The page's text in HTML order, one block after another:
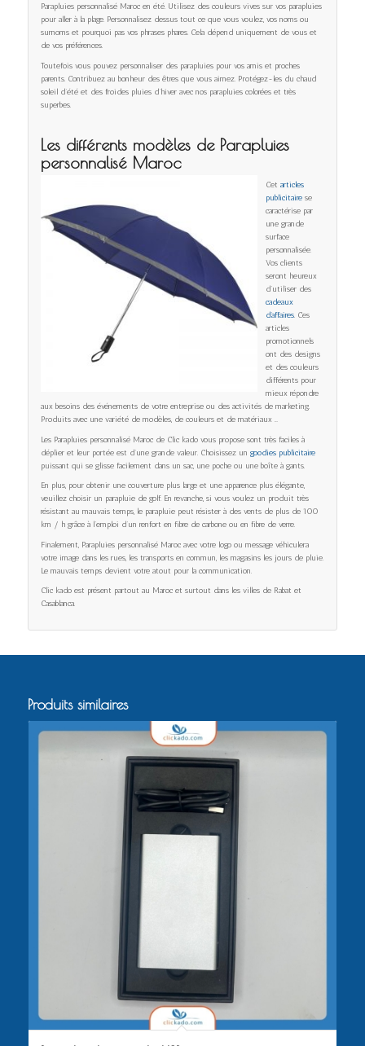
Parapluies personnalisé Maroc en été. Utilisez des couleurs vives sur vos parapluies
pour aller à la plage. Personnalisez dessus tout ce que vous voulez, vos noms ou
surnoms et pourquoi pas vos phrases phares. Cela dépend uniquement de vous et
de vos préférences.
Toutefois vous pouvez personnaliser des parapluies pour vos amis et proches
parents. Contribuez au bonheur des êtres que vous aimez. Protégez-les du chaud
soleil d’été et des froides pluies d’hiver avec nos parapluies colorées et très
superbes.
Les différents modèles de Parapluies
personnalisé Maroc
Cet articles
publicitairese
caractérise par
une grande
surface
personnalisée.
Vos clients
seront heureux
d’utiliser des
cadeaux
d’affaires. Ces
articles
promotionnels
ont des designs
et des couleurs
différents pour
mieux répondre
aux besoins des événements de votre entreprise ou des activités de marketing.
Produits avec une variété de modèles, de couleurs et de matériaux …
Les Parapluies personnalisé Maroc de Clic kado vous propose sont très faciles à
déplier et leur portée est d’une grande valeur. Choisissez un goodies publicitaire
puissant qui se glisse facilement dans un sac, une poche ou une boîte à gants.
En plus, pour obtenir une couverture plus large et une apparence plus élégante,
veuillez choisir un parapluie de golf. En revanche, si vous voulez un produit très
résistant au mauvais temps, le parapluie peut résister à des vents de plus de 100
km / h grâce à l’emploi d’un renfort en fibre de carbone ou en fibre de verre.
Finalement, Parapluies personnalisé Maroc avec votre logo ou message véhiculera
votre image dans les rues, les transports en commun, les magasins les jours de pluie.
Le mauvais temps devient votre atout pour la communication.
Clic kado est présent partout au Maroc et surtout dans les villes de Rabat et
Casablanca.
Produits similaires